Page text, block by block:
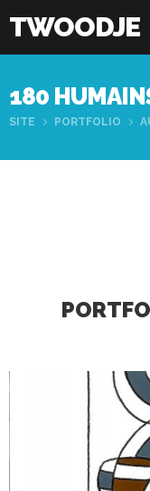
TWOODJE
180
SITE PORTFOLIO